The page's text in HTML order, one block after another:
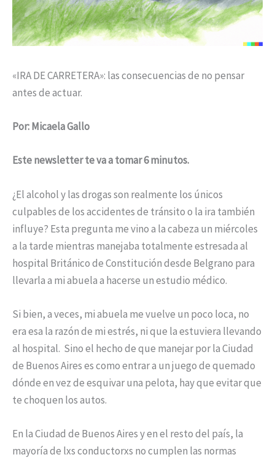
«IRA DE CARRETERA»: las consecuencias de no pensar
antes de actuar.
Por: Micaela Gallo
Este newsletter te va a tomar 6 minutos.
¿El alcohol y las drogas son realmente los únicos
culpables de los accidentes de tránsito o la ira también
influye? Esta pregunta me vino a la cabeza un miércoles
a la tarde mientras manejaba totalmente estresada al
hospital Británico de Constitución desde Belgrano para
llevarla a mi abuela a hacerse un estudio médico.
Si bien, a veces, mi abuela me vuelve un poco loca, no
era esa la razón de mi estrés, ni que la estuviera llevando
al hospital. Sino el hecho de que manejar por la Ciudad
de Buenos Aires es como entrar a un juego de quemado
dónde en vez de esquivar una pelota, hay que evitar que
te choquen los autos.
En la Ciudad de Buenos Aires y en el resto del país, la
mayoría de lxs conductorxs no cumplen las normas